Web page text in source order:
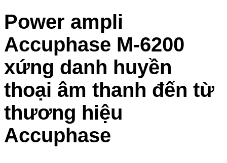
Power ampli
Accuphase M-6200
xứng danh huyền
thoại âm thanh đến từ
thương hiệu
Accuphase